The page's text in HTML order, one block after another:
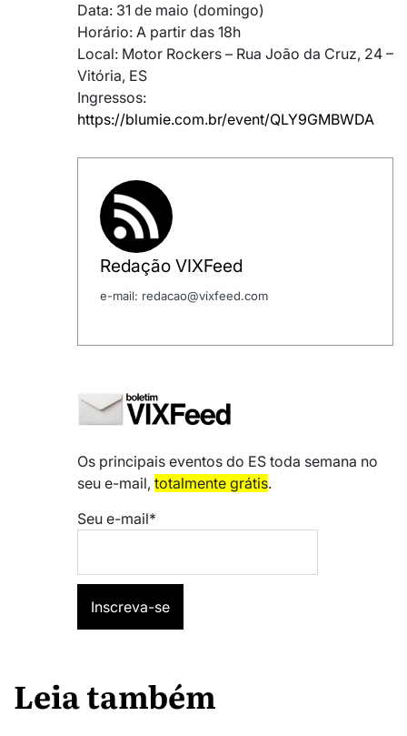
Data: 31 de maio (domingo)
Horário: A partir das 18h
Local: Motor Rockers – Rua João da Cruz, 24 –
Vitória, ES
Ingressos:
https://blumie.com.br/event/QLY9GMBWDA
Redação VIXFeed
e-mail: redacao@vixfeed.com
Os principais eventos do ES toda semana no
seu e-mail, totalmente grátis.
Seu e-mail*
Leia também